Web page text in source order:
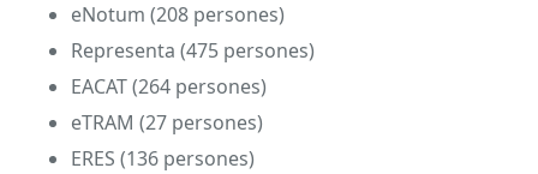
eNotum (208 persones)
Representa (475 persones)
EACAT (264 persones)
eTRAM (27 persones)
ERES (136 persones)